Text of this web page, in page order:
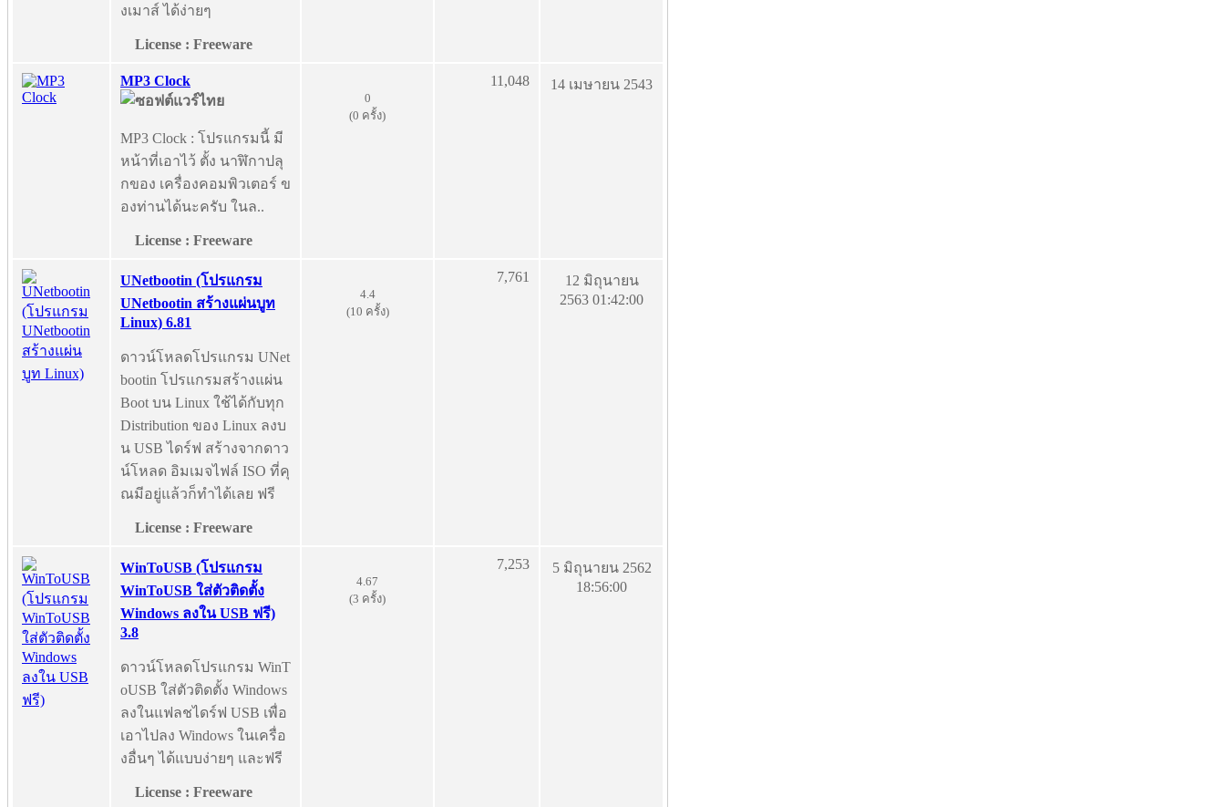
งเมาส์ ได้ง่ายๆ
License : Freeware
MP3 Clock
MP3 Clock : โปรแกรมนี้ มี
หน้าที่เอาไว้ ตั้ง นาฬิกาปลุ
กของ เครื่องคอมพิวเตอร์ ข
องท่านได้นะครับ ในล..
License : Freeware
0
(0 ครั้ง)
11,048 14 เมษายน 2543
UNetbootin (โปรแกรม
UNetbootin สร้างแผ่นบูท
Linux) 6.81
ดาวน์โหลดโปรแกรม UNet
bootin โปรแกรมสร้างแผ่น
Boot บน Linux ใช้ได้กับทุก
Distribution ของ Linux ลงบ
น USB ไดร์ฟ สร้างจากดาว
น์โหลด อิมเมจไฟล์ ISO ที่คุ
ณมีอยู่แล้วก็ทำได้เลย ฟรี
License : Freeware
4.4
(10 ครั้ง)
7,761
12 มิถุนายน
2563 01:42:00
WinToUSB (โปรแกรม
WinToUSB ใส่ตัวติดตั้ง
Windows ลงใน USB ฟรี)
3.8
ดาวน์โหลดโปรแกรม WinT
oUSB ใส่ตัวติดตั้ง Windows
ลงในแฟลชไดร์ฟ USB เพื่อ
เอาไปลง Windows ในเครื่อ
งอื่นๆ ได้แบบง่ายๆ และฟรี
License : Freeware
4.67
(3 ครั้ง)
7,253
5 มิถุนายน 2562
18:56:00